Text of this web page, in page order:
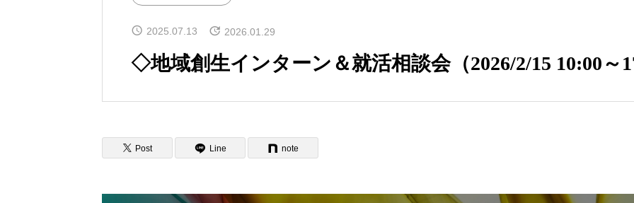
2025.07.13 2026.01.29
◇地域創生インターン＆就活相談会（2026/2/15 10:00～
Post Line note